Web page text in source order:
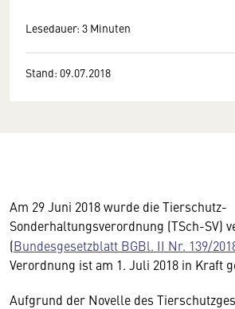
Lesedauer: 3 Minuten
Stand: 09.07.2018
Am 29 Juni 2018 wurde die Tierschutz-
Sonderhaltungsverordnung (TSch-SV)
(Bundesgesetzblatt BGBl. II Nr. 139/
Verordnung ist am 1. Juli 2018 in Kraft
Aufgrund der Novelle des